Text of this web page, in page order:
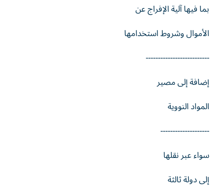
بما فيها آلية الإفراج عن
الأموال وشروط استخدامها
--------------------------
إضافة إلى مصير
المواد النووية
--------------------
سواء عبر نقلها
إلى دولة ثالثة